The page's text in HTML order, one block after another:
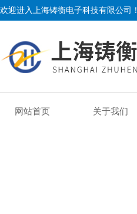
欢迎进入上海铸衡电子科技有限公司！
网站首页 关于我们